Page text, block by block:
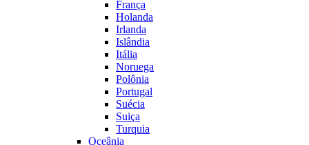
França
Holanda
Irlanda
Islândia
Itália
Noruega
Polônia
Portugal
Suécia
Suiça
Turquia
Oceânia